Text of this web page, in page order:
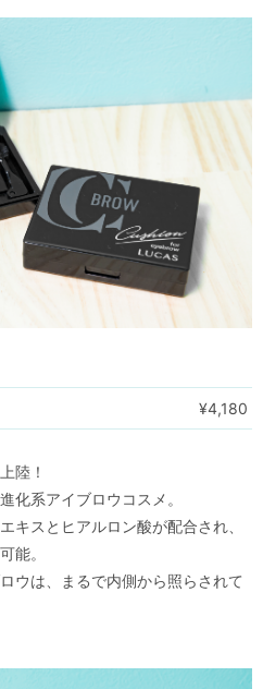
¥4,180
陸！
化系アイブロウコスメ。
キスとヒアルロン酸が配合され、
能。
ウは、まるで内側から照らされて